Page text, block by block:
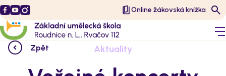
Online žákovská knížka
Zpět Aktuality